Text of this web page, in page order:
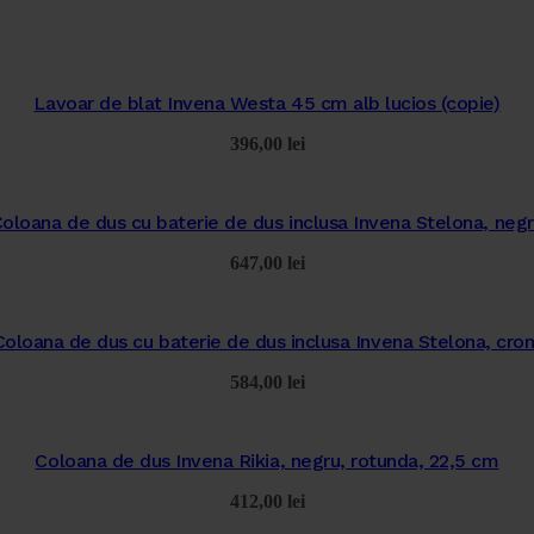
Lavoar de blat Invena Westa 45 cm alb lucios (copie)
396,00 lei
de dus cu baterie de dus inclusa Invena Stelona,
647,00 lei
de dus cu baterie de dus inclusa Invena Stelona,
584,00 lei
Coloana de dus Invena Rikia, negru, rotunda, 22,5 cm
412,00 lei